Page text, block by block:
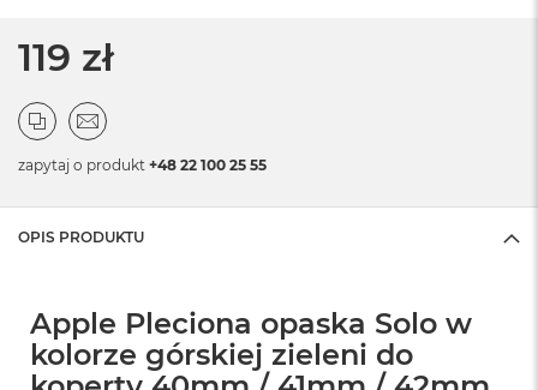
119 zł
zapytaj o produkt +48 22 100 25 55
OPIS PRODUKTU
Apple Pleciona opaska Solo w
kolorze górskiej zieleni do